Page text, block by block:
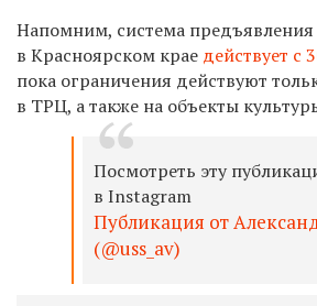
Напомним, система предъявления
в Красноярском крае действует с
пока ограничения действуют
в ТРЦ, а также на объекты
Посмотреть эту
в Instagram
Публикация от
(@uss_av)